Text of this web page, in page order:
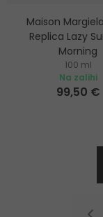
Maison
Replica Lazy
Morning
Toaletna voda
100 ml
Na zalihi
99,50 €